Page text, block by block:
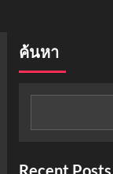
ค้นหา
Recent Posts